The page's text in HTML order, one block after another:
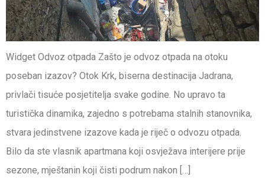
Widget Odvoz otpada Zašto je odvoz otpada na otoku
poseban izazov? Otok Krk, biserna destinacija Jadrana,
privlači tisuće posjetitelja svake godine. No upravo ta
turistička dinamika, zajedno s potrebama stalnih stanovnika,
stvara jedinstvene izazove kada je riječ o odvozu otpada.
Bilo da ste vlasnik apartmana koji osvježava interijere prije
sezone, mještanin koji čisti podrum nakon […]